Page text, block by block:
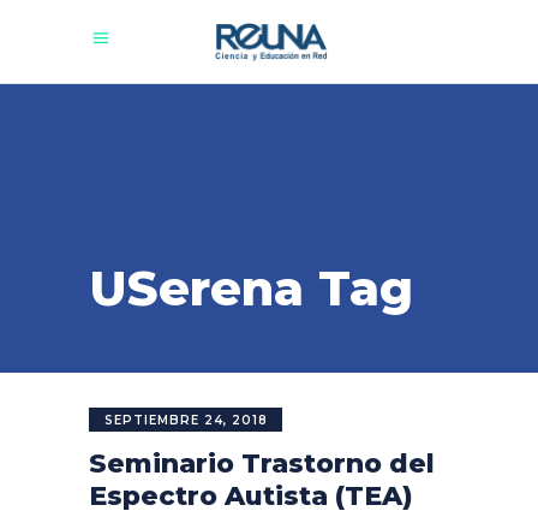
USerena Tag
SEPTIEMBRE 24, 2018
Seminario Trastorno del
Espectro Autista (TEA)